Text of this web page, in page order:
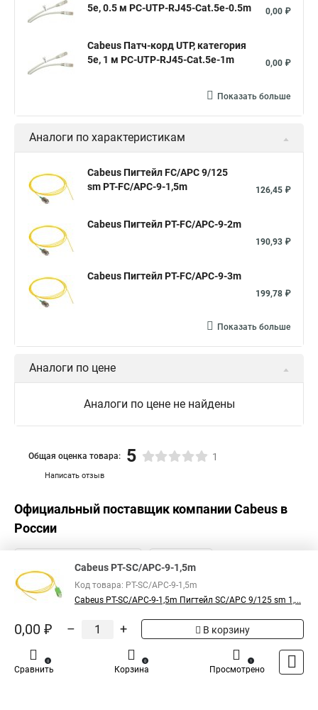
5e, 0.5 м PC-UTP-RJ45-Cat.5e-0.5m
0,00 ₽
Cabeus Патч-корд UTP, категория
5e, 1 м PC-UTP-RJ45-Cat.5e-1m
0,00 ₽
Показать больше
Аналоги по характеристикам
Cabeus Пигтейл FC/APC 9/125
sm PT-FC/APC-9-1,5m
126,45 ₽
Cabeus Пигтейл PT-FC/APC-9-2m
190,93 ₽
Cabeus Пигтейл PT-FC/APC-9-3m
199,78 ₽
Показать больше
Аналоги по цене
Аналоги по цене не найдены
Написать отзыв
Общая оценка товара: 5 1
Официальный поставщик компанииCabeus в
России
Cabeus PT-SC/APC-9-1,5m
Код товара: PT-SC/APC-9-1,5m
Cabeus PT-SC/APC-9-1,5m Пигтейл SC/APC 9/125 sm 1,...
0,00 ₽ – + В корзину
Сравнить
0
Корзина
0
Просмотрено
1